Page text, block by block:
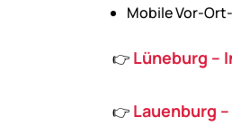
Mobile Vor-
👉 Lüneburg –
👉 Lauenburg